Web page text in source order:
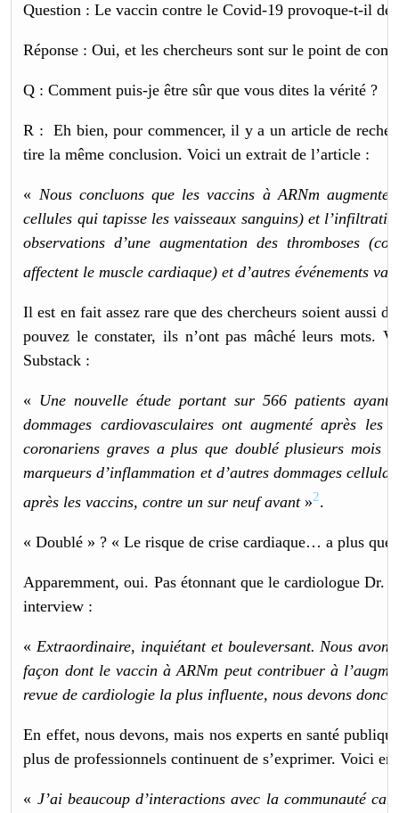
Question : Le vaccin contre le Covid-19 provoque-t-il
Réponse : Oui, et les chercheurs sont sur le point de
Q : Comment puis-je être sûr que vous dites la vérité ?
R : Eh bien, pour commencer, il y a un article de
tire la même conclusion. Voici un extrait de l’article :
« Nous concluons que les vaccins à ARNm
cellules qui tapisse les vaisseaux sanguins) et
observations d’une augmentation des thromboses
affectent le muscle cardiaque) et d’autres événements
Il est en fait assez rare que des chercheurs soient aussi
pouvez le constater, ils n’ont pas mâché leurs mots.
Substack :
« Une nouvelle étude portant sur 566 patients
dommages cardiovasculaires ont augmenté après
coronariens graves a plus que doublé plusieurs mois
marqueurs d’inflammation et d’autres dommages
après les vaccins, contre un sur neuf avant»2.
« Doublé » ? « Le risque de crise cardiaque… a plus que
Apparemment, oui. Pas étonnant que le cardiologue Dr.
interview :
«Extraordinaire, inquiétant et bouleversant. Nous
façon dont le vaccin à ARNm peut contribuer à
revue de cardiologie la plus influente, nous devons donc
En effet, nous devons, mais nos experts en santé
plus de professionnels continuent de s’exprimer. Voici
« J’ai beaucoup d’interactions avec la communauté